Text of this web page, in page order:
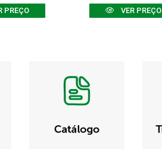
PREÇO VER PREÇO